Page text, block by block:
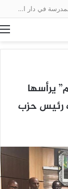
وزيرتا التربية والبيئة تشرفان على عملية تشجير بمدرسة في دار النعيم
يرأسها
رئيس حزب